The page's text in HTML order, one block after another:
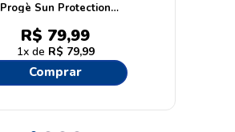
Progè Sun Protection
FPS60 200g
R$ 79,99
1 R$ 79,99
Comprar